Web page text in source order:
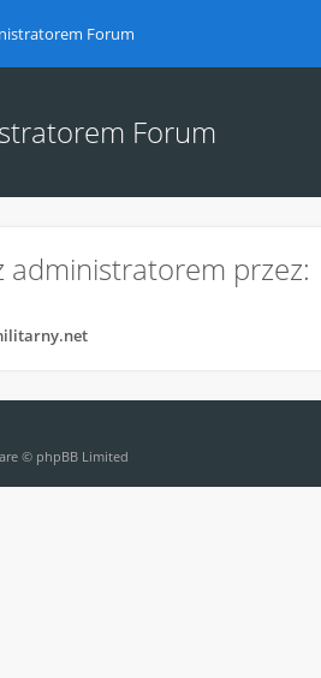
Forum
Forum
administratorem przez:
© phpBB Limited